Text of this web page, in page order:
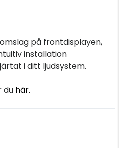
på frontdisplayen,
installation
i ditt ljudsystem.
du här.